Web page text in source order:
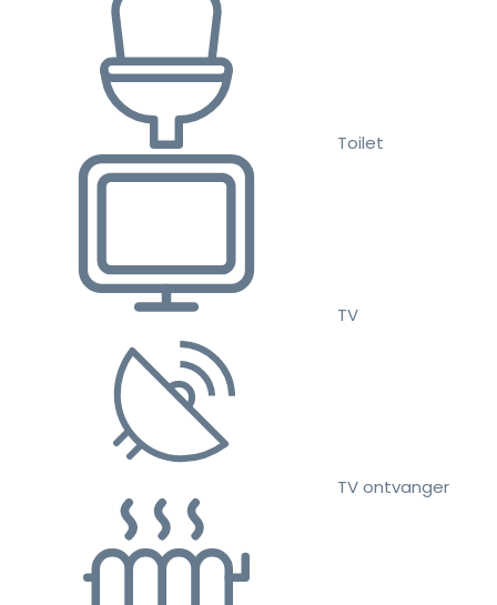
Toilet
TV
TV ontvanger